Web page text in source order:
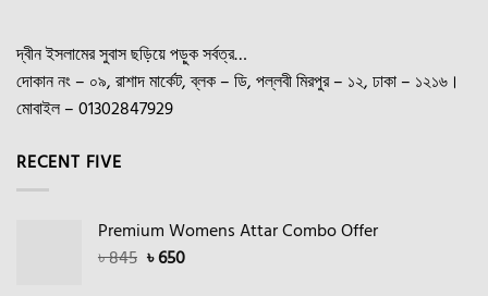
be
chosen
on
the
দ্বীন ইসলামের সুবাস ছড়িয়ে পড়ুক সর্বত্র…
দোকান নং – ০৯, রাশাদ মার্কেট, ব্লক – ডি, পল্লবী মিরপুর – ১২, ঢাকা – ১২১৬।
মোবাইল – 01302847929
RECENT FIVE
Premium Womens Attar Combo Offer
৳845 Original
৳650Current